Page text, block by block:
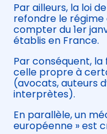
Par ailleurs, la loi
refondre le régime
compter du 1er
établis en France.
Par conséquent, la
celle propre à
(avocats, auteurs
interprètes).
En parallèle, un
européenne » est